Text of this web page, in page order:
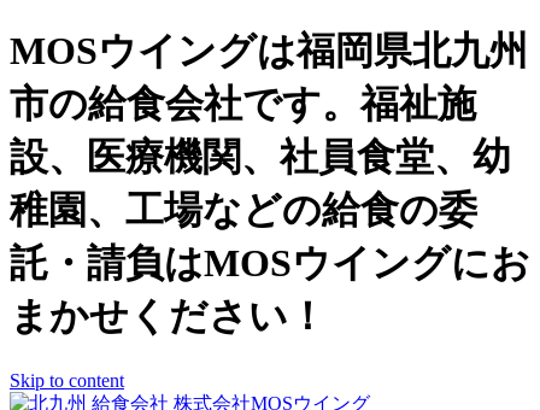
MOSウイングは福岡県北九州
市の給食会社です。福祉施
設、医療機関、社員食堂、幼
稚園、工場などの給食の委
託・請負はMOSウイングにお
まかせください！
Skip to content